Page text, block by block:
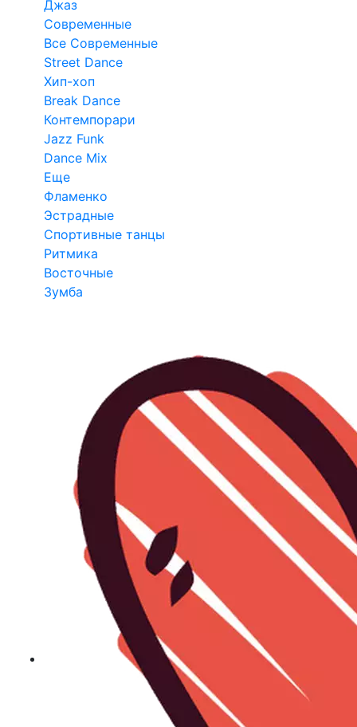
Джаз
Современные
Все Современные
Street Dance
Хип-хоп
Break Dance
Контемпорари
Jazz Funk
Dance Mix
Еще
Фламенко
Эстрадные
Спортивные танцы
Ритмика
Восточные
Зумба